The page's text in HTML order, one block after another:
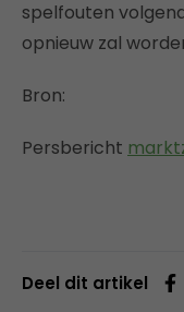
spelfouten
opnieuw zal
Bron:
Persbericht
Deel dit artikel